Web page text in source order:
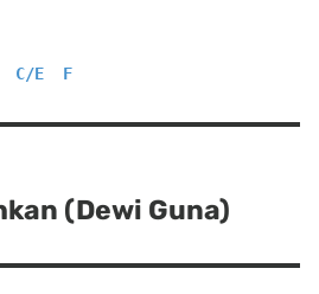
C/E F
(Dewi Guna)